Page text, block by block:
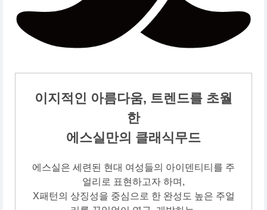
이지적인 아름다움, 트렌드를 초월
한
에스실만의 클래식무드
에스실은 세련된 현대 여성들의 아이덴티티를 주
얼리로 표현하고자 하며,
X패턴의 상징성을 중심으로 한 완성도 높은 주얼